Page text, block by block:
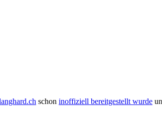
schon inoffiziell bereitgestellt wurde